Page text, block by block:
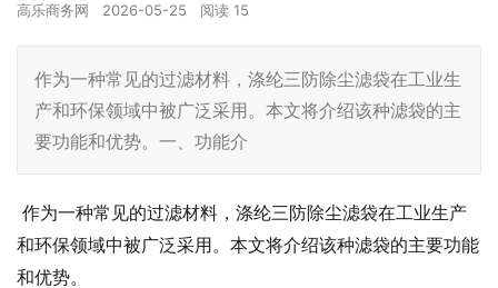
高乐商务网 2026-05-25 阅读 15
作为一种常见的过滤材料，涤纶三防除尘滤袋在工业生
产和环保领域中被广泛采用。本文将介绍该种滤袋的主
要功能和优势。一、功能介
作为一种常见的过滤材料，涤纶三防除尘滤袋在工业生产
和环保领域中被广泛采用。本文将介绍该种滤袋的主要功能
和优势。